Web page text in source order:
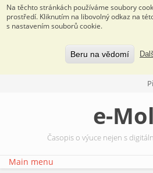
Na těchto stránkách používáme soubory
prostředí. Kliknutím na libovolný odkaz na
s nastavením souborů cookie.
Beru na vědomí
e-
Časopis o výuce nejen s
Main menu